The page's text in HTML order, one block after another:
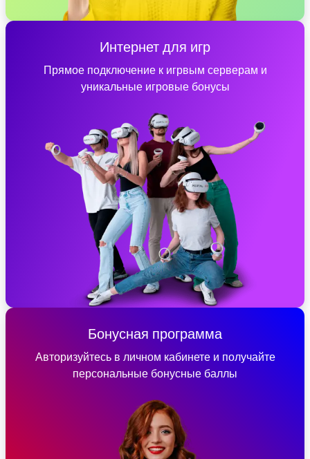
Интернет для игр
Прямое подключение к игрвым серверам и
уникальные игровые бонусы
Бонусная программа
Авторизуйтесь в личном кабинете и получайте
персональные бонусные баллы